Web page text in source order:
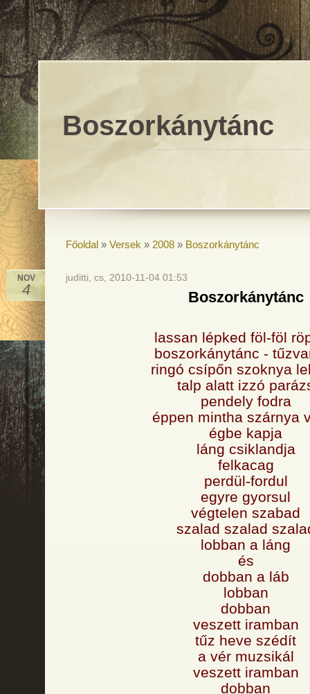
Boszorkánytánc
Főoldal » Versek » 2008 » Boszorkánytánc
NOV
4
juditti, cs, 2010-11-04 01:53
Boszorkánytánc
lassan lépked föl-föl
boszorkánytánc -
ringó csípőn szoknya
talp alatt izzó
pendely fodra
éppen mintha szárnya
égbe kapja
láng csiklandja
felkacag
perdül-fordul
egyre gyorsul
végtelen szabad
szalad szalad
lobban a láng
és
dobban a láb
lobban
dobban
veszett iramban
tűz heve szédít
a vér muzsikál
veszett iramban
dobban